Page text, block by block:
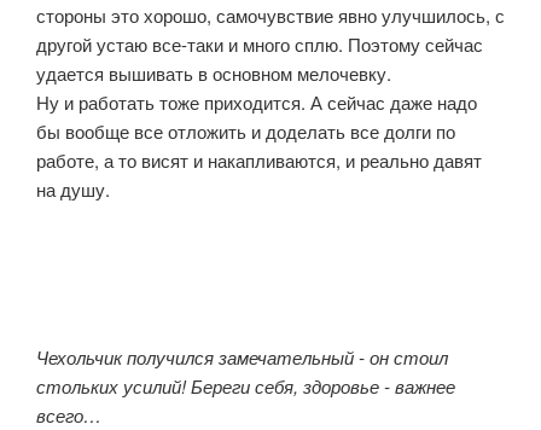
стороны это хорошо, самочувствие явно улучшилось, с
другой устаю все-таки и много сплю. Поэтому сейчас
удается вышивать в основном мелочевку.
Ну и работать тоже приходится. А сейчас даже надо
бы вообще все отложить и доделать все долги по
работе, а то висят и накапливаются, и реально давят
на душу.
Чехольчик получился замечательный - он стоил
стольких усилий! Береги себя, здоровье - важнее
всего…